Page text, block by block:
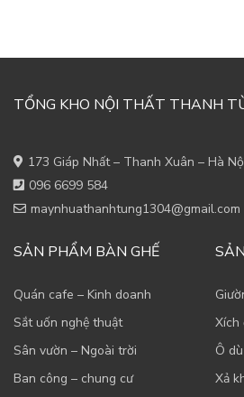
TỔNG KHO NỘI THẤT THANH
173 Giáp Nhất – Thanh Xuân – Hà
096 6699 584
maynhuathanhtung1304@gmail.com
SẢN PHẨM BÀN GHẾ
Quán cafe – Kinh doanh
Sắt uốn nghệ thuật
Sân vườn – Ngoài trời
Ban công – chung cư
Xích
Ô
Xả